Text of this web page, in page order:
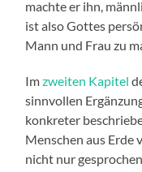
machte er ihn,
ist also Gottes
Mann und Frau zu
Imzweiten Kapitel
sinnvollen
konkreter
Menschen aus Erde
nicht nur